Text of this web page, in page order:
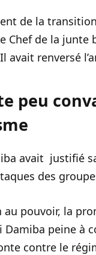
de la
Chef de la
avait renversé
peu
avait justifié
des
pouvoir, la
peine à
contre le